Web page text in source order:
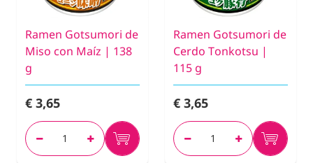
Ramen Gotsumori de
Miso con Maíz | 138
g
€ 3,65
Ramen Gotsumori de
Cerdo Tonkotsu |
115 g
€ 3,65